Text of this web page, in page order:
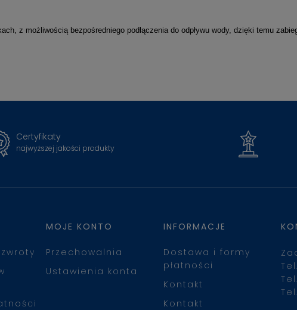
z możliwością bezpośredniego podłączenia do odpływu wody, dzięki temu
Certyfikaty
najwyższej jakości produkty
MOJE KONTO
Przechowalnia
Ustawienia konta
INFORMACJE
Dostawa i formy
płatności
Kontakt
Kontakt